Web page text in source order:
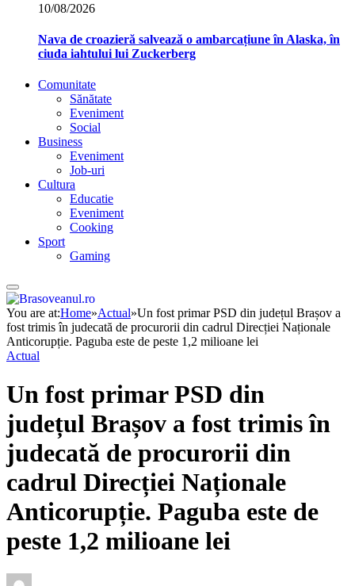
10/08/2026
Nava de croazieră salvează o ambarcațiune în Alaska, în
ciuda iahtului lui Zuckerberg
Comunitate
Sănătate
Eveniment
Social
Business
Eveniment
Job-uri
Cultura
Educatie
Eveniment
Cooking
Sport
Gaming
You are at:Home»Actual»Un fost primar PSD din județul Brașov a
fost trimis în judecată de procurorii din cadrul Direcției Naționale
Anticorupție. Paguba este de peste 1,2 milioane lei
Actual
Un fost primar PSD din
județul Brașov a fost trimis în
judecată de procurorii din
cadrul Direcției Naționale
Anticorupție. Paguba este de
peste 1,2 milioane lei